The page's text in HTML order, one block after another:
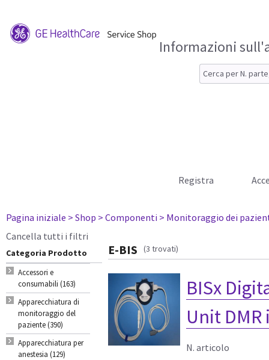
Informazioni
Registra
Pagina iniziale > Shop > Componenti > Monitoraggio dei
Cancella tutti i filtri
Categoria Prodotto
Accessori e
consumabili (163)
Apparecchiatura di
monitoraggio del
paziente (390)
Apparecchiatura per
anestesia (129)
E-BIS (3 trovati)
BISx
Unit DMR
N. articolo